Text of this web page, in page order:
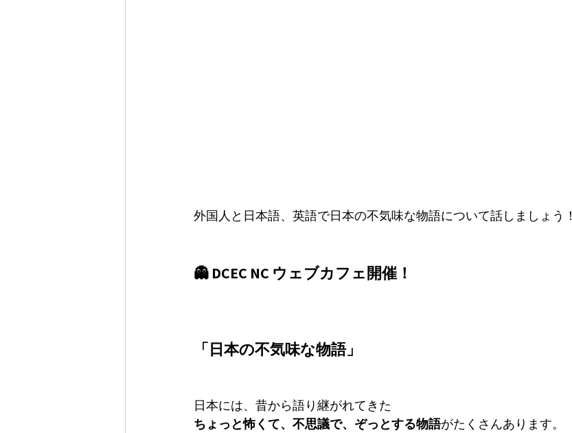
外国人と日本語、英語で日本の不気味な物語について話しましょう！
👻 DCEC NC ウェブカフェ開催！
「日本の不気味な物語」
日本には、昔から語り継がれてきた
ちょっと怖くて、不思議で、ぞっとする物語がたくさんあります。